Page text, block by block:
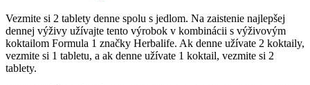
Vezmite si 2 tablety denne spolu s jedlom. Na zaistenie najlepšej
dennej výživy užívajte tento výrobok v kombinácii s výživovým
koktailom Formula 1 značky Herbalife. Ak denne užívate 2 koktaily,
vezmite si 1 tabletu, a ak denne užívate 1 koktail, vezmite si 2
tablety.